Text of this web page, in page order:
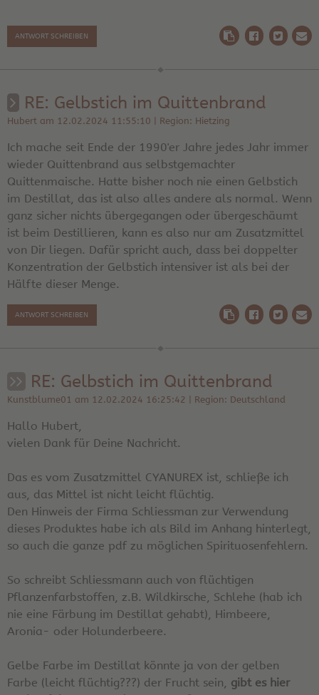
ANTWORT SCHREIBEN
RE: Gelbstich im Quittenbrand
Hubert am 12.02.2024 11:55:10 | Region: Hietzing
Ich mache seit Ende der 1990'er Jahre jedes Jahr immer
wieder Quittenbrand aus selbstgemachter
Quittenmaische. Hatte bisher noch nie einen Gelbstich
im Destillat, das ist also alles andere als normal. Wenn
ganz sicher nichts übergegangen oder übergeschäumt
ist beim Destillieren, kann es also nur am Zusatzmittel
von Dir liegen. Dafür spricht auch, dass bei doppelter
Konzentration der Gelbstich intensiver ist als bei der
Hälfte dieser Menge.
ANTWORT SCHREIBEN
RE: Gelbstich im Quittenbrand
Kunstblume01 am 12.02.2024 16:25:42 | Region: Deutschland
Hallo Hubert,
vielen Dank für Deine Nachricht.
Das es vom Zusatzmittel CYANUREX ist, schließe ich
aus, das Mittel ist nicht leicht flüchtig.
Den Hinweis der Firma Schliessman zur Verwendung
dieses Produktes habe ich als Bild im Anhang hinterlegt,
so auch die ganze pdf zu möglichen Spirituosenfehlern.
So schreibt Schliessmann auch von flüchtigen
Pflanzenfarbstoffen, z.B. Wildkirsche, Schlehe (hab ich
nie eine Färbung im Destillat gehabt), Himbeere,
Aronia- oder Holunderbeere.
Gelbe Farbe im Destillat könnte ja von der gelben
Farbe (leicht flüchtig???) der Frucht sein, gibt es hier